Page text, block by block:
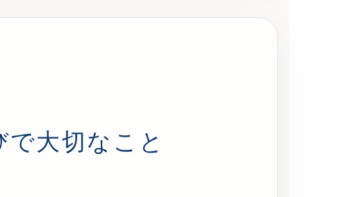
大切なこと